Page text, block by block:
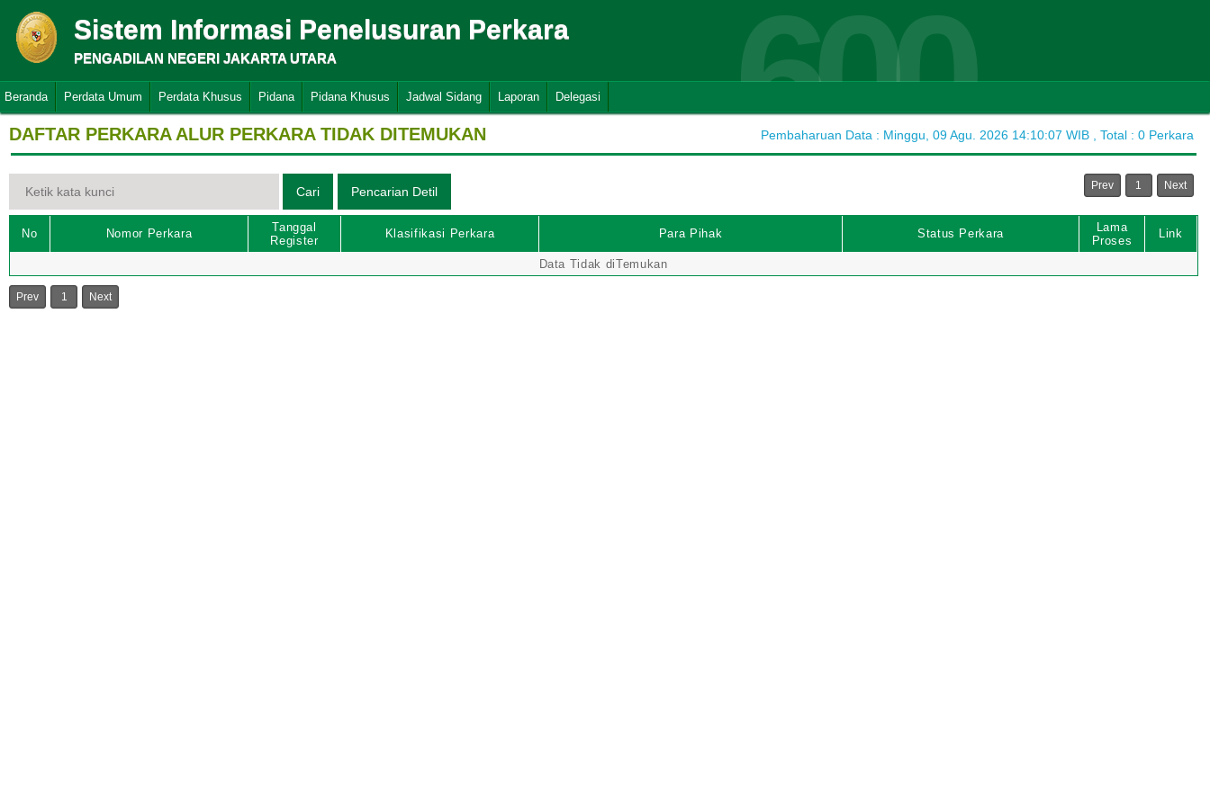
Sistem Informasi Penelusuran Perkara
PENGADILAN NEGERI JAKARTA UTARA 600
Beranda Perdata Umum Perdata Khusus Pidana Pidana Khusus Jadwal Sidang Laporan Delegasi
DAFTAR PERKARA ALUR PERKARA TIDAK DITEMUKAN Pembaharuan Data : Minggu, 09 Agu. 2026 14:10:07 WIB , Total : 0 Perkara
Prev 1 Next
No Nomor Perkara
Tanggal
Register
Klasifikasi Perkara Para Pihak Status Perkara
Lama
Proses
Link
Data Tidak diTemukan
Prev 1 Next